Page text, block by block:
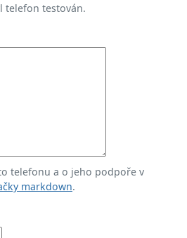
telefon testován.
telefonu a o jeho podpoře v
markdown.